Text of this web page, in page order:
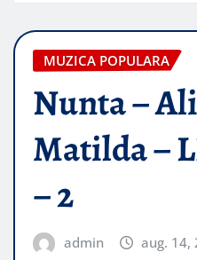
MUZICA POPULARA
Nunta –
Matilda –
– 2
admin aug. 14,